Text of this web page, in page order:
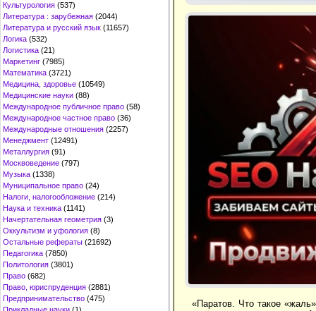
Культурология (537)
Литература : зарубежная (2044)
Литература и русский язык (11657)
Логика (532)
Логистика (21)
Маркетинг (7985)
Математика (3721)
Медицина, здоровье (10549)
Медицинские науки (88)
Международное публичное право (58)
Международное частное право (36)
Международные отношения (2257)
Менеджмент (12491)
Металлургия (91)
Москвоведение (797)
Музыка (1338)
Муниципальное право (24)
Налоги, налогообложение (214)
Наука и техника (1141)
Начертательная геометрия (3)
Оккультизм и уфология (8)
Остальные рефераты (21692)
Педагогика (7850)
Политология (3801)
Право (682)
Право, юриспруденция (2881)
Предпринимательство (475)
«Паратов. Что такое